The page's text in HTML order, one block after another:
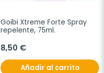
Goibi Xtreme Forte Spray
repelente, 75ml.
8,50 €
Añadir al carrito